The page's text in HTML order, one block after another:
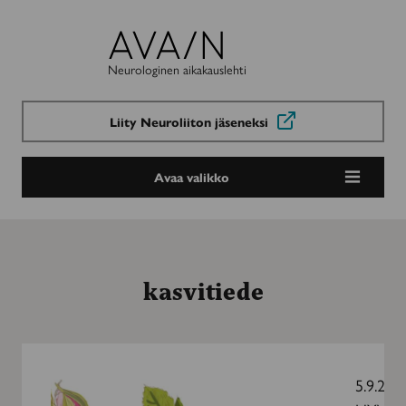
Avain-
lehti
Neurologinen aikakauslehti
Liity Neuroliiton jäseneksi
Avaa valikko
kasvitiede
puutarha